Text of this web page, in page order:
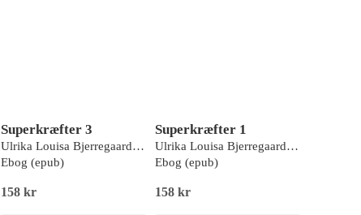
Superkræfter 3
Ulrika Louisa Bjerregaard, Clara Amalie Bjerregaard
Ebog (epub)
158 kr
Superkræfter 1
Ulrika Louisa Bjerregaard, Clara Amalie Bjerregaard
Ebog (epub)
158 kr